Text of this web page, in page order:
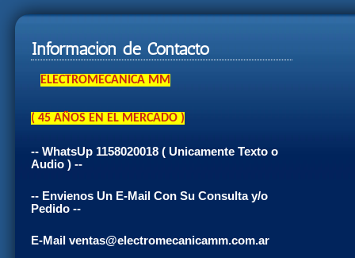
Información de Contacto
ELECTROMECANICA MM
( 45 AÑOS EN EL MERCADO )
-- WhatsUp 1158020018 ( Unicamente Texto o
Audio ) --
-- Envienos Un E-Mail Con Su Consulta y/o
Pedido --
E-Mail ventas@electromecanicamm.com.ar